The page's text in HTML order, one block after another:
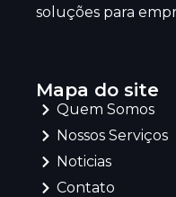
soluções para
Mapa do site
Quem Somos
Nossos Serviços
Noticias
Contato